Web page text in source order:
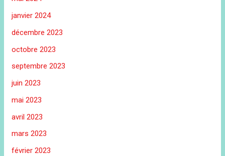
janvier 2024
décembre 2023
octobre 2023
septembre 2023
juin 2023
mai 2023
avril 2023
mars 2023
février 2023